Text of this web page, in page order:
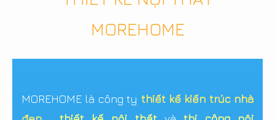
MOREHOME
MOREHOME là công ty thiết kế kiến trúc nhà